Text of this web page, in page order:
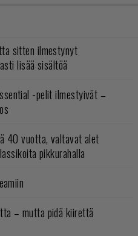
sitten ilmestynyt
lisää sisältöä
-pelit ilmestyivät –
40 vuotta, valtavat alet
pikkurahalla
– mutta pidä kiirettä